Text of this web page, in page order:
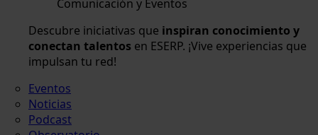
Comunicación y Eventos
Descubre iniciativas que inspiran conocimiento y
conectan talentos en ESERP. ¡Vive experiencias que
impulsan tu red!
Eventos
Noticias
Podcast